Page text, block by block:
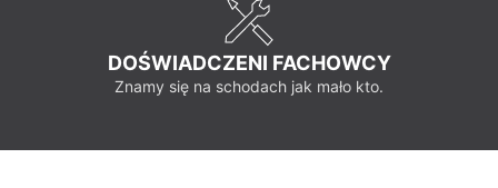
DOŚWIADCZENI FACHOWCY
Znamy się na schodach jak mało kto.